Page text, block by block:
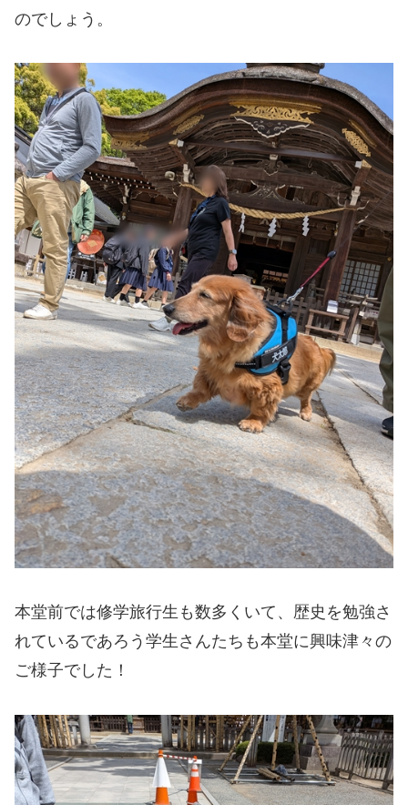
のでしょう。
本堂前では修学旅行生も数多くいて、歴史を勉強さ
れているであろう学生さんたちも本堂に興味津々の
ご様子でした！